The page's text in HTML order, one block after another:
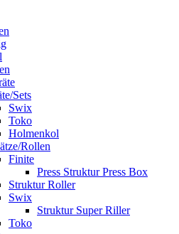
Sets
Swix
Toko
Holmenkol
Rollen
Finite
Press Struktur Press Box
Struktur Roller
Swix
Struktur Super Riller
Toko